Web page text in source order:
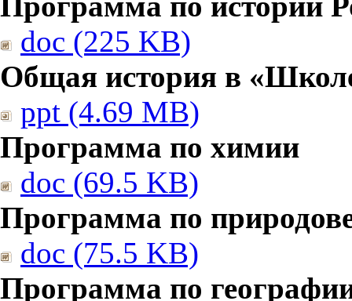
doc (225 KB)
Общая история в
ppt (4.69 MB)
Программа по химии
doc (69.5 KB)
Программа по
doc (75.5 KB)
Программа по